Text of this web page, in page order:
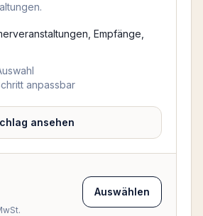
Empfänge,
anpassbar
ansehen
Auswählen